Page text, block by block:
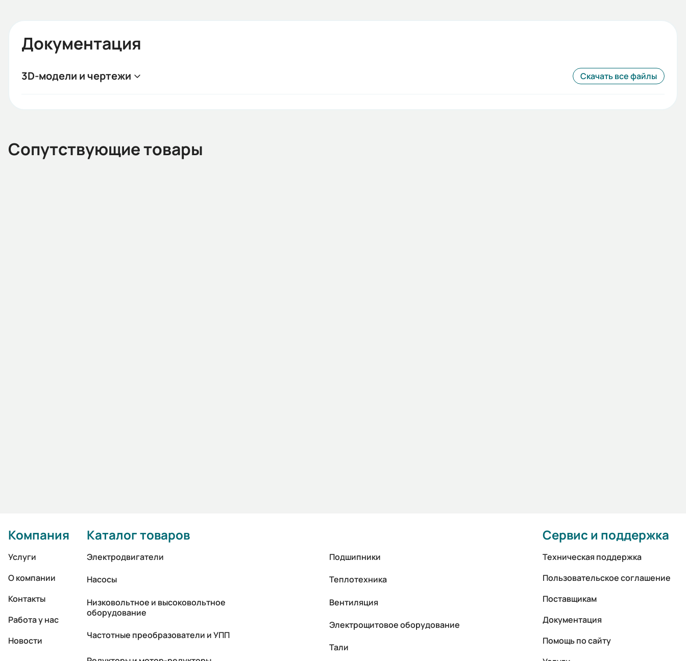
Документация
3D-модели и чертежи Скачать все файлы
Сопутствующие товары
Компания
Услуги
О компании
Контакты
Работа у нас
Новости
Каталог товаров
Электродвигатели
Насосы
Низковольтное и высоковольтное
оборудование
Частотные преобразователи и УПП
Подшипники
Теплотехника
Вентиляция
Электрощитовое оборудование
Тали
Сервис и поддержка
Техническая поддержка
Пользовательское соглашение
Поставщикам
Документация
Помощь по сайту